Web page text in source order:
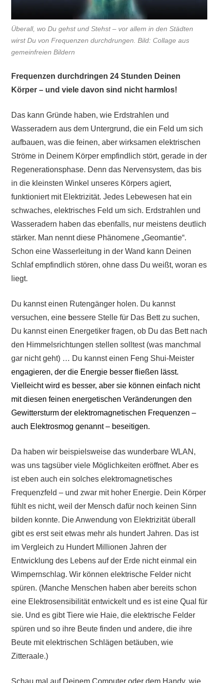
Überall, wo Du gehst und Stehst – vor allem in den Städten
wirst Du von Frequenzen durchdrungen. Bild: Collage aus
gemeinfreien Bildern
Frequenzen durchdringen 24 Stunden Deinen
Körper – und viele davon sind nicht harmlos!
Das kann Gründe haben, wie Erdstrahlen und
Wasseradern aus dem Untergrund, die ein Feld um sich
aufbauen, was die feinen, aber wirksamen elektrischen
Ströme in Deinem Körper empfindlich stört, gerade in der
Regenerationsphase. Denn das Nervensystem, das bis
in die kleinsten Winkel unseres Körpers agiert,
funktioniert mit Elektrizität. Jedes Lebewesen hat ein
schwaches, elektrisches Feld um sich. Erdstrahlen und
Wasseradern haben das ebenfalls, nur meistens deutlich
stärker. Man nennt diese Phänomene „Geomantie“.
Schon eine Wasserleitung in der Wand kann Deinen
Schlaf empfindlich stören, ohne dass Du weißt, woran es
liegt.
Du kannst einen Rutengänger holen. Du kannst
versuchen, eine bessere Stelle für Das Bett zu suchen,
Du kannst einen Energetiker fragen, ob Du das Bett nach
den Himmelsrichtungen stellen solltest (was manchmal
gar nicht geht) … Du kannst einen Feng Shui-Meister
engagieren, der die Energie besser fließen lässt.
Vielleicht wird es besser, aber sie können einfach nicht
mit diesen feinen energetischen Veränderungen den
Gewittersturm der elektromagnetischen Frequenzen –
auch Elektrosmog genannt – beseitigen.
Da haben wir beispielsweise das wunderbare WLAN,
was uns tagsüber viele Möglichkeiten eröffnet. Aber es
ist eben auch ein solches elektromagnetisches
Frequenzfeld – und zwar mit hoher Energie. Dein Körper
fühlt es nicht, weil der Mensch dafür noch keinen Sinn
bilden konnte. Die Anwendung von Elektrizität überall
gibt es erst seit etwas mehr als hundert Jahren. Das ist
im Vergleich zu Hundert Millionen Jahren der
Entwicklung des Lebens auf der Erde nicht einmal ein
Wimpernschlag. Wir können elektrische Felder nicht
spüren. (Manche Menschen haben aber bereits schon
eine Elektrosensibilität entwickelt und es ist eine Qual für
sie. Und es gibt Tiere wie Haie, die elektrische Felder
spüren und so ihre Beute finden und andere, die ihre
Beute mit elektrischen Schlägen betäuben, wie
Zitteraale.)
Schau mal auf Deinem Computer oder dem Handy, wie